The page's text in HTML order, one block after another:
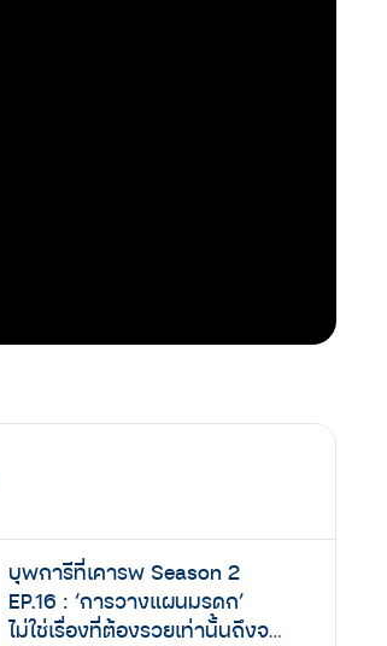
บุพการีที่เคารพ Season 2
EP.16 : ‘การวางแผนมรดก’
ไม่ใช่เรื่องที่ต้องรวยเท่านั้นถึงจะ